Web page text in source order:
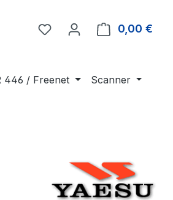
0,00 €
446 / Freenet
Scanner